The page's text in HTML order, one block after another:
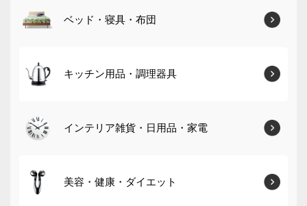
ベッド・寝具・布団
キッチン用品・調理器具
インテリア雑貨・日用品・家電
美容・健康・ダイエット